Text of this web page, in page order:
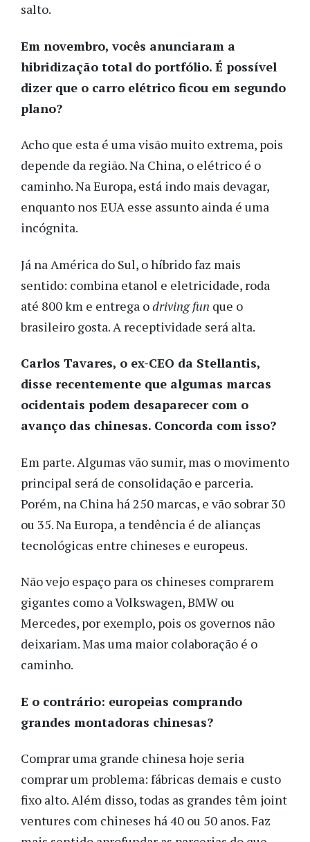
salto.
Em novembro, vocês anunciaram a
hibridização total do portfólio. É possível
dizer que o carro elétrico ficou em segundo
plano?
Acho que esta é uma visão muito extrema, pois
depende da região. Na China, o elétrico é o
caminho. Na Europa, está indo mais devagar,
enquanto nos EUA esse assunto ainda é uma
incógnita.
Já na América do Sul, o híbrido faz mais
sentido: combina etanol e eletricidade, roda
até 800 km e entrega odriving fun que o
brasileiro gosta. A receptividade será alta.
Carlos Tavares, o ex-CEO da Stellantis,
disse recentemente que algumas marcas
ocidentais podem desaparecer com o
avanço das chinesas. Concorda com isso?
Em parte. Algumas vão sumir, mas o movimento
principal será de consolidação e parceria.
Porém, na China há 250 marcas, e vão sobrar 30
ou 35. Na Europa, a tendência é de alianças
tecnológicas entre chineses e europeus.
Não vejo espaço para os chineses comprarem
gigantes como a Volkswagen, BMW ou
Mercedes, por exemplo, pois os governos não
deixariam. Mas uma maior colaboração é o
caminho.
E o contrário: europeias comprando
grandes montadoras chinesas?
Comprar uma grande chinesa hoje seria
comprar um problema: fábricas demais e custo
fixo alto. Além disso, todas as grandes têm joint
ventures com chineses há 40 ou 50 anos. Faz